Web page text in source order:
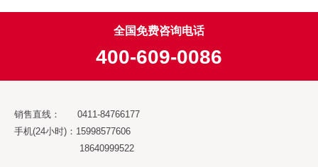
全国免费咨询电话
400-609-0086
销售直线： 0411-84766177
手机(24小时)：15998577606
18640999522